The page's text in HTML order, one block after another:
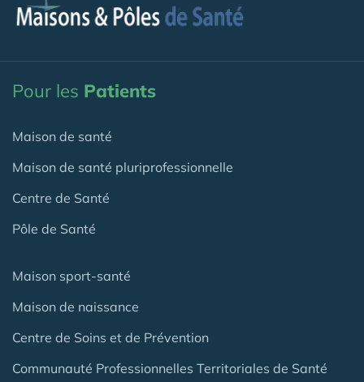
Pour les Patients
Maison de santé
Maison de santé pluriprofessionnelle
Centre de Santé
Pôle de Santé
Maison sport-santé
Maison de naissance
Centre de Soins et de Prévention
Communauté Professionnelles Territoriales de Santé